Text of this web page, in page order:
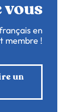
vous
en
membre !
un